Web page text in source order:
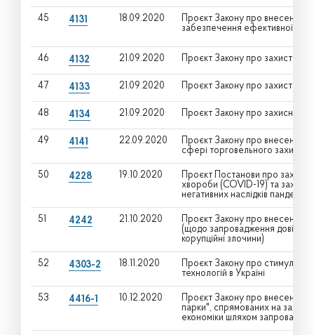
45 4131 18.09.2020
Проєкт Закону про внесення
забезпечення ефективної
46 4132 21.09.2020 Проєкт Закону про захист від
47 4133 21.09.2020 Проєкт Закону про захист від
48 4134 21.09.2020 Проєкт Закону про захисні
49 4141 22.09.2020
Проєкт Закону про внесення
сфері торговельного захисту
50 4228 19.10.2020
Проєкт Постанови про заходи
хвороби (COVID-19) та захисту
негативних наслідків пандемії
51 4242 21.10.2020
Проєкт Закону про внесення
(щодо запровадження
корупційні злочини)
52 4303-2 18.11.2020
Проєкт Закону про
технологій в Україні
53 4416-1 10.12.2020
Проєкт Закону про внесення
парки", спрямованих на
економіки шляхом